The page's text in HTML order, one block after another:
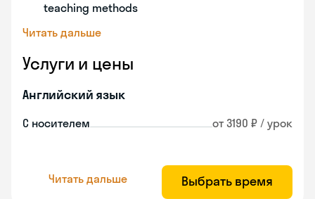
teaching methods
Читать дальше
Услуги и цены
Английский язык
С носителем от 3190 ₽ / урок
Читать дальше Выбрать время